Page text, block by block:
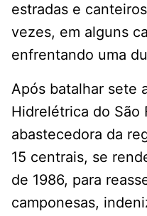
estradas e
vezes, em alguns
enfrentando uma
Após batalhar sete
Hidrelétrica do São
abastecedora da
15 centrais, se
de 1986, para
camponesas,